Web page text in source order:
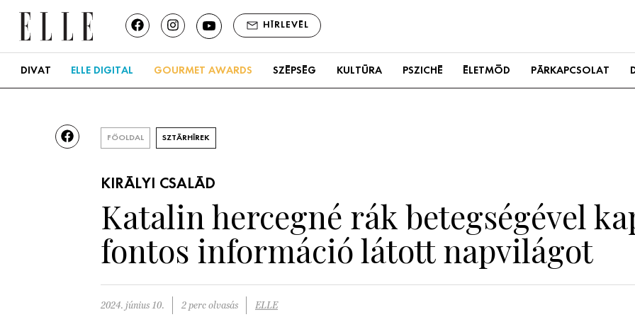
HÍRLEVÉL
DIVAT ELLE DIGITAL GOURMET AWARDS SZÉPSÉG KULTÚRA PSZICHÉ ÉLETMÓD PÁRKAPCSOLAT
FŐOLDAL SZTÁRHÍREK
KIRÁLYI CSALÁD
Katalin hercegné rák betegségével
fontos információ látott napvilágot
2024. június 10. 2 perc olvasás ELLE